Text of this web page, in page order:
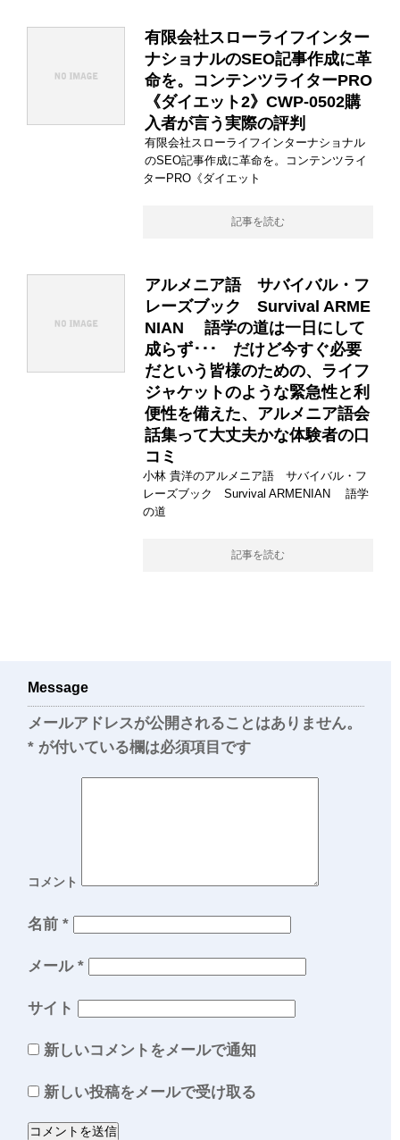
有限会社スローライフインター
ナショナルのSEO記事作成に革
命を。コンテンツライターPRO
《ダイエット2》CWP-0502購
入者が言う実際の評判
有限会社スローライフインターナショナル
のSEO記事作成に革命を。コンテンツライ
ターPRO《ダイエット
記事を読む
アルメニア語 サバイバル・フ
レーズブック Survival ARME
NIAN 語学の道は一日にして
成らず･･･ だけど今すぐ必要
だという皆様のための、ライフ
ジャケットのような緊急性と利
便性を備えた、アルメニア語会
話集って大丈夫かな体験者の口
コミ
小林 貴洋のアルメニア語 サバイバル・フ
レーズブック Survival ARMENIAN 語学
の道
記事を読む
Message
メールアドレスが公開されることはありません。
* が付いている欄は必須項目です
コメント
名前 *
メール *
サイト
新しいコメントをメールで通知
新しい投稿をメールで受け取る